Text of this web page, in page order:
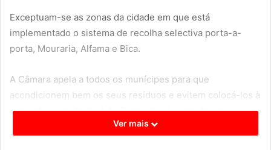
Exceptuam-se as zonas da cidade em que está
implementado o sistema de recolha selectiva porta-a-
porta, Mouraria, Alfama e Bica.
A Câmara apela a todos os munícipes para que
acondicionem bem os seus resíduos e evitem colocá-los à
remoção na noite de 1 de Dezembro (quinta-feira),
optando por fazê-lo na noite seguinte.
Ver mais